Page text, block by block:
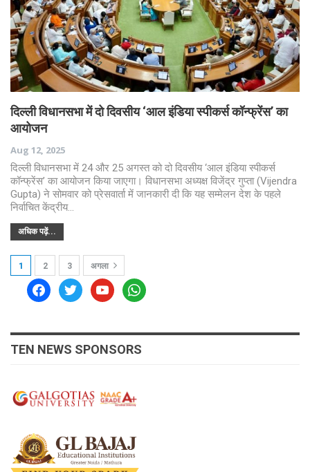
दिल्ली विधानसभा में दो दिवसीय ‘आल इंडिया स्पीकर्स कॉन्फ्रेंस’ का
आयोजन
Aug 12, 2025
दिल्ली विधानसभा में 24 और 25 अगस्त को दो दिवसीय ‘आल इंडिया स्पीकर्स
कॉन्फ्रेंस’ का आयोजन किया जाएगा। विधानसभा अध्यक्ष विजेंद्र गुप्ता (Vijendra
Gupta) ने सोमवार को प्रेसवार्ता में जानकारी दी कि यह सम्मेलन देश के पहले
निर्वाचित केंद्रीय…
अधिक पढ़ें...
1 2 3 अगला
facebooktwitteryoutubewhatsapp
TEN NEWS SPONSORS